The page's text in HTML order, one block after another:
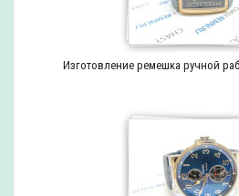
Изготовление ремешка ручной